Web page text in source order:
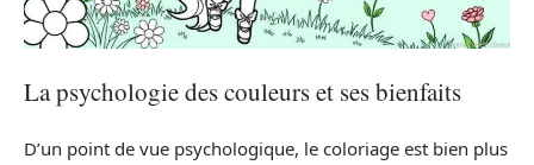
La psychologie des couleurs et ses bienfaits
D’un point de vue psychologique, le coloriage est bien plus